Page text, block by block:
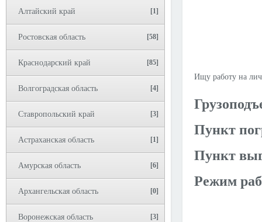
Алтайский край [1]
Ростовская область [58]
Краснодарский край [85]
Волгоградская область [4]
Ставропольский край [3]
Астраханская область [1]
Амурская область [6]
Архангельская область [0]
Воронежская область [3]
Ищу работу на
Пункт
Пункт
Режим